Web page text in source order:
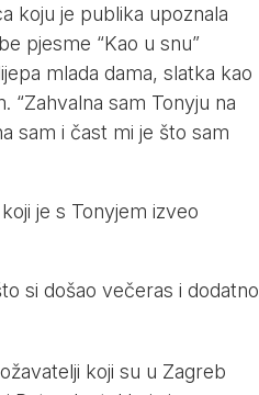
koju je publika upoznala
pjesme “Kao u snu”
mlada dama, slatka kao
“Zahvalna sam Tonyju na
sam i čast mi je što sam
je s Tonyjem izveo
si došao večeras i dodatno
koji su u Zagreb